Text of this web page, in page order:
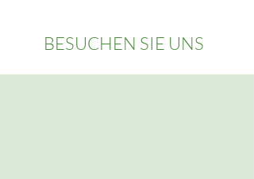
BESUCHEN SIE UNS